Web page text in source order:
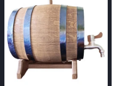
Купити дубову бочку
якісного тривалого
того, щоб сформувати
смак. Тверда порода
неабиякою міцністю,
зберігає свої
лише міцнішим.